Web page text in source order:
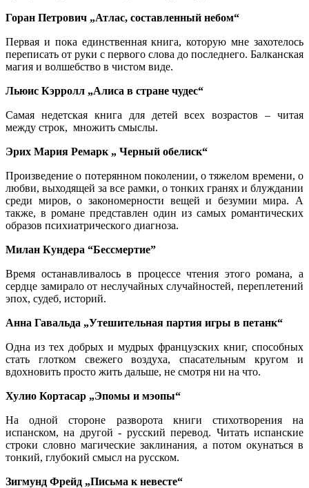
Горан Петрович „Атлас, составленный небом“
Первая и пока единственная книга, которую мне захотелось
переписать от руки с первого слова до последнего. Балканская
магия и волшебство в чистом виде.
Льюис Кэрролл „Алиса в стране чудес“
Самая недетская книга для детей всех возрастов – читая
между строк, множить смыслы.
Эрих Мария Ремарк „ Черный обелиск“
Произведение о потерянном поколении, о тяжелом времени, о
любви, выходящей за все рамки, о тонких гранях и блуждании
среди миров, о закономерности вещей и безумии мира. А
также, в романе представлен один из самых романтических
образов психиатрического диагноза.
Милан Кундера “Бессмертие”
Время останавливалось в процессе чтения этого романа, а
сердце замирало от неслучайных случайностей, переплетений
эпох, судеб, историй.
Анна Гавальда „Утешительная партия игры в петанк“
Одна из тех добрых и мудрых французских книг, способных
стать глотком свежего воздуха, спасательным кругом и
вдохновить просто жить дальше, не смотря ни на что.
Хулио Кортасар „Эпомы и мэопы“
На одной стороне разворота книги стихотворения на
испанском, на другой - русский перевод. Читать испанские
строки словно магические заклинания, а потом окунаться в
тонкий, глубокий смысл на русском.
Зигмунд Фрейд „Письма к невесте“